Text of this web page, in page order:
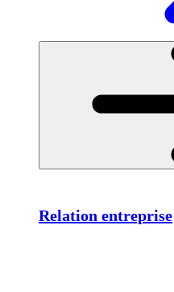
Relation entreprise